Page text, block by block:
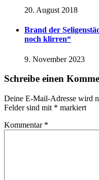
20. August 2018
Brand der
noch klirren“
9. November 2023
Schreibe einen
Deine E-Mail-Adresse wird
Felder sind mit * markiert
Kommentar *